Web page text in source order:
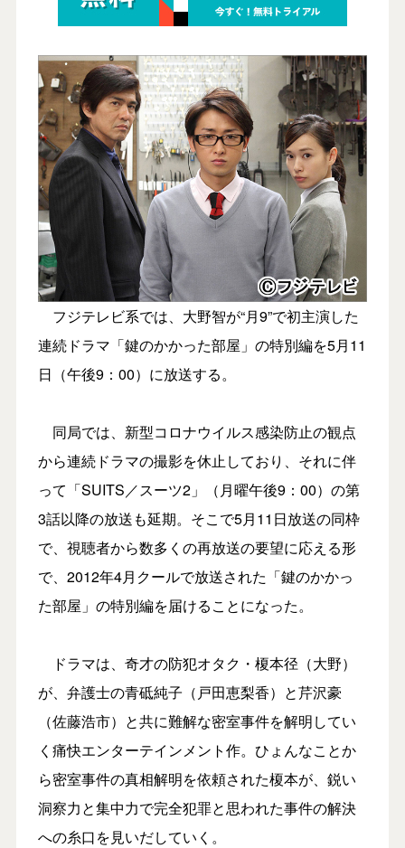
フジテレビ系では、大野智が“月9”で初主演した
連続ドラマ「鍵のかかった部屋」の特別編を5月11
日（午後9：00）に放送する。
同局では、新型コロナウイルス感染防止の観点
から連続ドラマの撮影を休止しており、それに伴
って「SUITS／スーツ2」（月曜午後9：00）の第
3話以降の放送も延期。そこで5月11日放送の同枠
で、視聴者から数多くの再放送の要望に応える形
で、2012年4月クールで放送された「鍵のかかっ
た部屋」の特別編を届けることになった。
ドラマは、奇才の防犯オタク・榎本径（大野）
が、弁護士の青砥純子（戸田恵梨香）と芹沢豪
（佐藤浩市）と共に難解な密室事件を解明してい
く痛快エンターテインメント作。ひょんなことか
ら密室事件の真相解明を依頼された榎本が、鋭い
洞察力と集中力で完全犯罪と思われた事件の解決
への糸口を見いだしていく。